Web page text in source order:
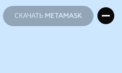
СКАЧАТЬ METAMASK